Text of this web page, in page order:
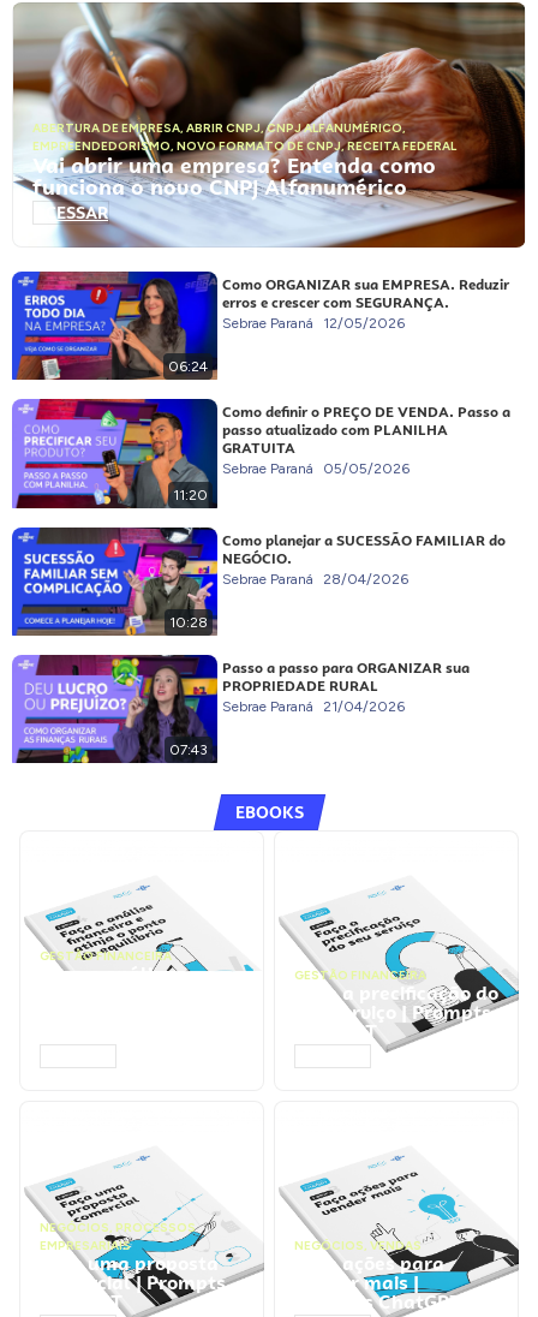
ABERTURA DE EMPRESA, ABRIR CNPJ,CNPJ ALFANUMÉRICO,
EMPREENDEDORISMO, NOVO FORMATO DE CNPJ,RECEITA FEDERAL
Vai abrir uma empresa? Entenda como
funciona o novo CNPJ Alfanumérico
ACESSAR
06:24
Como ORGANIZAR sua EMPRESA. Reduzir
erros e crescer com SEGURANÇA.
Sebrae Paraná 12/05/2026
11:20
Como definir o PREÇO DE VENDA. Passo a
passo atualizado com PLANILHA
GRATUITA
Sebrae Paraná 05/05/2026
10:28
Como planejar a SUCESSÃO FAMILIAR do
NEGÓCIO.
Sebrae Paraná 28/04/2026
07:43
Passo a passo para ORGANIZAR sua
PROPRIEDADE RURAL
Sebrae Paraná 21/04/2026
EBOOKS
GESTÃO FINANCEIRA
Faça a análise GESTÃO FINANCEIRA
Faça a precificação do
seu serviço | Prompts
ChatGPT
NEGÓCIOS, PROCESSOS
EMPRESARIAIS
Faça uma proposta
comercial | Prompts
ChatGPT
NEGÓCIOS, VENDAS
Faça ações para
vender mais |
Prompts ChatGPT